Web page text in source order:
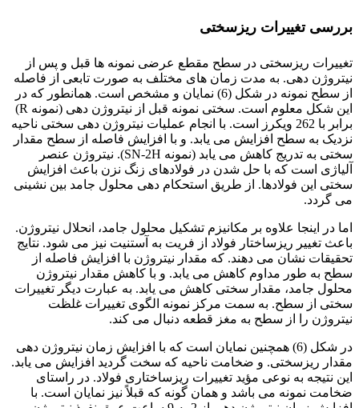
بررسی تغییرات ریزسختی
تغییرات ریزسختی در سطح مقطع عرضی نمونه ها قبل و پس از
نیتروژن دهی. به مدت زمان های مختلف به صورت تابعی از فاصله
از سطح نمونه در شکل (6) نمایان و مشخص است. همانطور که در
این شکل معلوم است. سختی نمونه قبل از نیتروژن دهی (نمونه R)
برابر با 262 ویکرز است. با انجام عملیات نیتروژن دهی سختی ناحیه
نزدیک به سطح افزایش می یابد. و با افزایش فاصله از سطح مقدار
سختی به تدریج کاهش می یابد (نمونه SN-2H). نیتروژن عنصر
آلیاژی است که با حل شدن در فولادهای زنگ نزن باعث افزایش
سختی این فولادها. از طریق استحکام دهی محلول جامد بین نشینی
می گردد.
اما در اینجا علاوه بر مکانیزم تشکیل محلول جامد، انحلال نیتروژن.
باعث تغییر ریزساختار فولاد از فریت به آستنیت نیز می شود. نتایج
تحقیقات نشان می دهند. که مقدار نیتروژن با افزایش فاصله از
سطح به طور مداوم کاهش می یابد. و با کاهش مقدار نیتروژن
محلول جامد، مقدار سختی کاهش می یابد. به عبارت دیگر تغییرات
سختی از سطح. به سمت مرکز نمونه الگوی تغییرات غلظت
نیتروژن را از سطح به مغز قطعه دنبال می کند.
در شکل (6) همچنین نمایان است که با افزایش زمان نیتروژن دهی
مقدار ریزسختی. و ضخامت ناحیه که سخت گردید افزایش می یابد.
این نتیجه به نوعی مؤید تغییرات ریزساختاری فولاد. در راستای
ضخامت نمونه می باشد و همان گونه که قبلاً نیز نمایان است. با